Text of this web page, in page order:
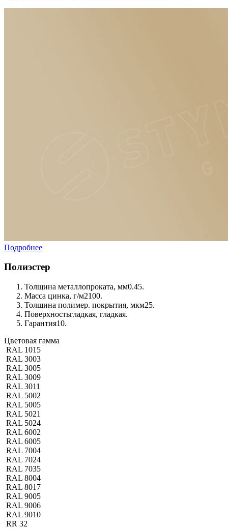
Подробнее
Полиэстер
Толщина металлопроката, мм0.45.
Масса цинка, г/м2100.
Толщина полимер. покрытия, мкм25.
Поверхностьгладкая, гладкая.
Гарантия10.
Цветовая гамма
RAL 1015
RAL 3003
RAL 3005
RAL 3009
RAL 3011
RAL 5002
RAL 5005
RAL 5021
RAL 5024
RAL 6002
RAL 6005
RAL 7004
RAL 7024
RAL 7035
RAL 8004
RAL 8017
RAL 9005
RAL 9006
RAL 9010
RR 32